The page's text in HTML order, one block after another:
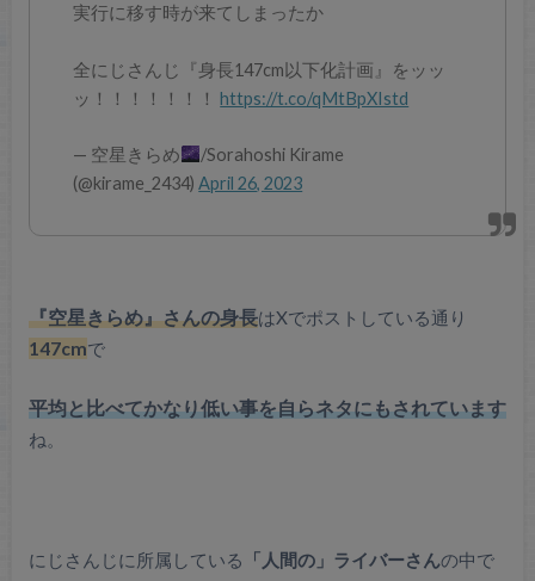
実行に移す時が来てしまったか
全にじさんじ『身長147cm以下化計画』をッッ
ッ！！！！！！！https://t.co/qMtBpXIstd
— 空星きらめ
/Sorahoshi Kirame
(@kirame_2434)April 26, 2023
『空星きらめ』さんの身長はXでポストしている通り
147cmで
平均と比べてかなり低い事を自らネタにもされています
ね。
にじさんじに所属している 「人間の」ライバーさんの中で